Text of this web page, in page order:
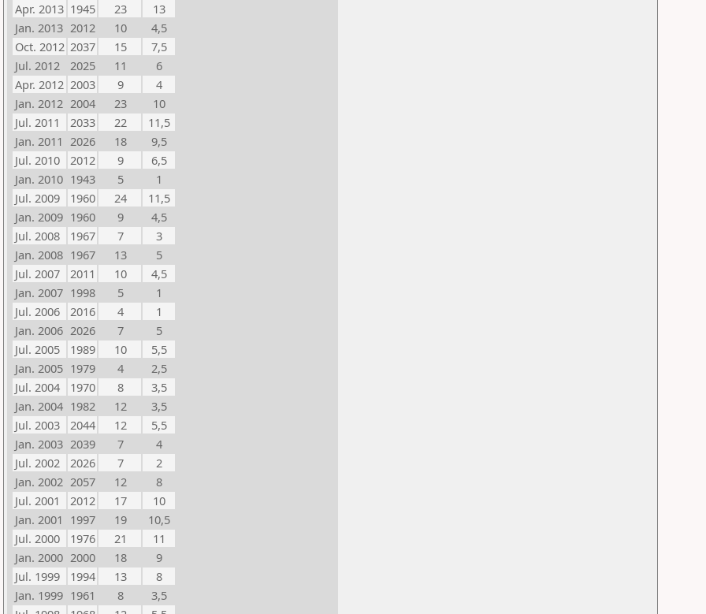
Apr. 2013 1945 23
13
Jan. 2013 2012 10
4,5
Oct. 2012 2037 15
7,5
Jul. 2012
2025 11
6
Apr. 2012 2003 9
4
Jan. 2012 2004 23
10
Jul. 2011
2033 22
11,5
Jan. 2011 2026 18
9,5
Jul. 2010
2012 9
6,5
Jan. 2010 1943 5
1
Jul. 2009
1960 24
11,5
Jan. 2009 1960 9
4,5
Jul. 2008
1967 7
3
Jan. 2008 1967 13
5
Jul. 2007
2011 10
4,5
Jan. 2007 1998 5
1
Jul. 2006
2016 4
1
Jan. 2006 2026 7
5
Jul. 2005
1989 10
5,5
Jan. 2005 1979 4
2,5
Jul. 2004
1970 8
3,5
Jan. 2004 1982 12
3,5
Jul. 2003
2044 12
5,5
Jan. 2003 2039 7
4
Jul. 2002
2026 7
2
Jan. 2002 2057 12
8
Jul. 2001
2012 17
10
Jan. 2001 1997 19
10,5
Jul. 2000
1976 21
11
Jan. 2000 2000 18
9
Jul. 1999
1994 13
8
Jan. 1999 1961 8
3,5